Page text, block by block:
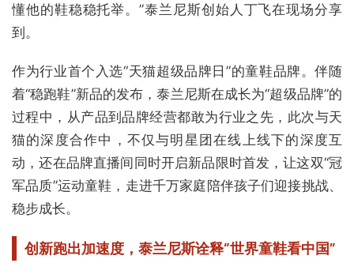
懂他的鞋稳稳托举。”泰兰尼斯创始人丁飞在现场分享
到。
作为行业首个入选“天猫超级品牌日”的童鞋品牌。伴随
着“稳跑鞋”新品的发布，泰兰尼斯在成长为“超级品牌”的
过程中，从产品到品牌经营都敢为行业之先，此次与天
猫的深度合作中，不仅与明星团在线上线下的深度互
动，还在品牌直播间同时开启新品限时首发，让这双“冠
军品质”运动童鞋，走进千万家庭陪伴孩子们迎接挑战、
稳步成长。
创新跑出加速度， 泰兰尼斯诠释“世界童鞋看中国”